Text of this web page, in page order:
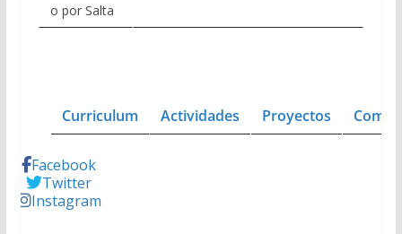
o por Salta
Curriculum Actividades Proyectos
Facebook
Twitter
Instagram